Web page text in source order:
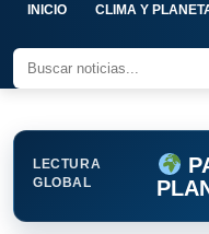
INICIO CLIMA Y
LECTURA
GLOBAL